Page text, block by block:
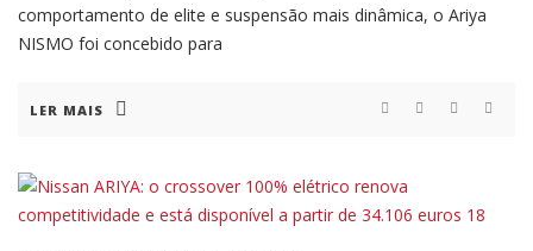
comportamento de elite e suspensão mais dinâmica, o Ariya
NISMO foi concebido para
LER MAIS